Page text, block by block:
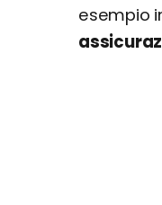
esempio